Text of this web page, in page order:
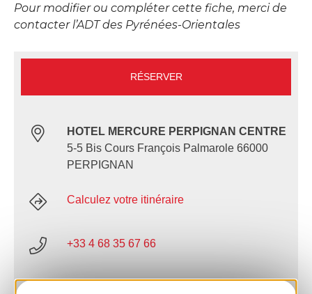
Pour modifier ou compléter cette fiche, merci de
contacter l’ADT des Pyrénées-Orientales
RÉSERVER
HOTEL MERCURE PERPIGNAN CENTRE
5-5 Bis Cours François Palmarole 66000
PERPIGNAN
Calculez votre itinéraire
+33 4 68 35 67 66